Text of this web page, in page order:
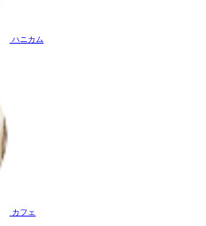
ハニカム
カフェ